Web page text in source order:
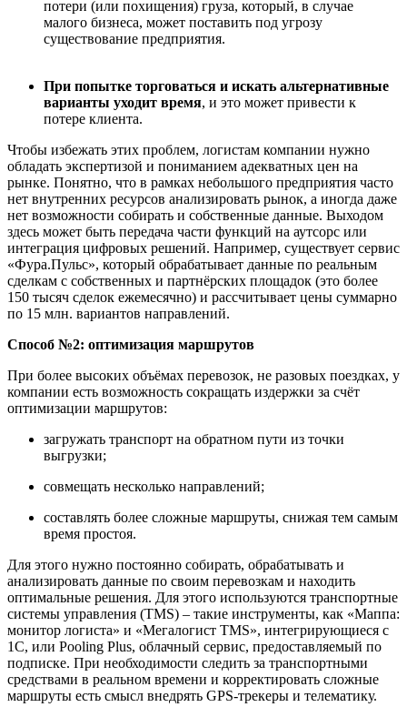
потери (или похищения) груза, который, в случае
малого бизнеса, может поставить под угрозу
существование предприятия.
При попытке торговаться и искать альтернативные
варианты уходит время, и это может привести к
потере клиента.
Чтобы избежать этих проблем, логистам компании нужно
обладать экспертизой и пониманием адекватных цен на
рынке. Понятно, что в рамках небольшого предприятия часто
нет внутренних ресурсов анализировать рынок, а иногда даже
нет возможности собирать и собственные данные. Выходом
здесь может быть передача части функций на аутсорс или
интеграция цифровых решений. Например, существует сервис
«Фура.Пульс», который обрабатывает данные по реальным
сделкам с собственных и партнёрских площадок (это более
150 тысяч сделок ежемесячно) и рассчитывает цены суммарно
по 15 млн. вариантов направлений.
Способ №2: оптимизация маршрутов
При более высоких объёмах перевозок, не разовых поездках, у
компании есть возможность сокращать издержки за счёт
оптимизации маршрутов:
загружать транспорт на обратном пути из точки
выгрузки;
совмещать несколько направлений;
составлять более сложные маршруты, снижая тем самым
время простоя.
Для этого нужно постоянно собирать, обрабатывать и
анализировать данные по своим перевозкам и находить
оптимальные решения. Для этого используются транспортные
системы управления (TMS) – такие инструменты, как «Маппа:
монитор логиста» и «Мегалогист TMS», интегрирующиеся с
1С, или Pooling Plus, облачный сервис, предоставляемый по
подписке. При необходимости следить за транспортными
средствами в реальном времени и корректировать сложные
маршруты есть смысл внедрять GPS-трекеры и телематику.